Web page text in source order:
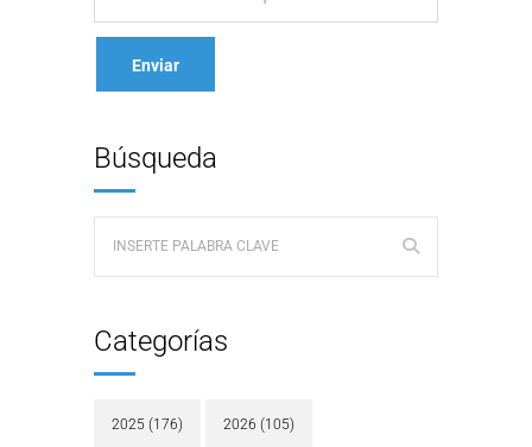
Búsqueda
Categorías
2025 (176) 2026 (105)